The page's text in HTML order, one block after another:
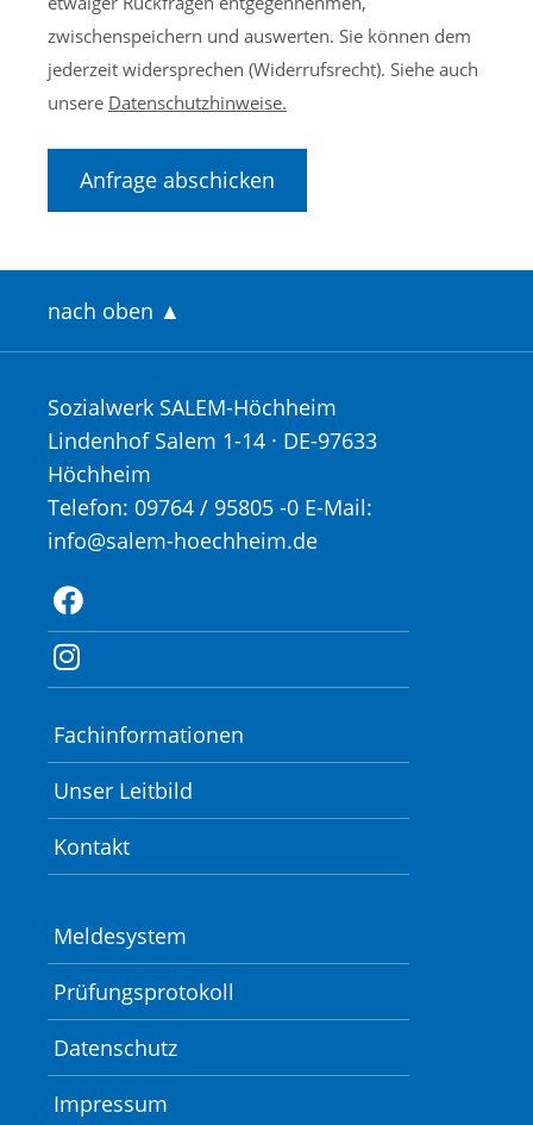
zwischenspeichern und auswerten. Sie können dem
jederzeit widersprechen (Widerrufsrecht). Siehe auch
unsere Datenschutzhinweise.
Anfrage abschicken
nach oben ▲
Sozialwerk SALEM-Höchheim
Lindenhof Salem 1-14 · DE-97633
Höchheim
Telefon: 09764 / 95805 -0 E-Mail:
info@salem-hoechheim.de
Fachinformationen
Unser Leitbild
Kontakt
Meldesystem
Prüfungsprotokoll
Datenschutz
Impressum